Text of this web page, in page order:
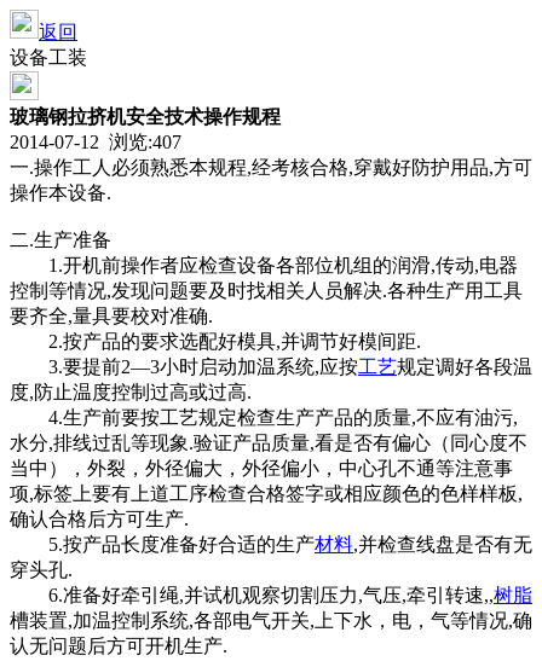
返回
设备工装
玻璃钢拉挤机安全技术操作规程
2014-07-12 浏览:407
一.操作工人必须熟悉本规程,经考核合格,穿戴好防护用品,方可
操作本设备.
二.生产准备
1.开机前操作者应检查设备各部位机组的润滑,传动,电器
控制等情况,发现问题要及时找相关人员解决.各种生产用工具
要齐全,量具要校对准确.
2.按产品的要求选配好模具,并调节好模间距.
3.要提前2—3小时启动加温系统,应按工艺规定调好各段温
度,防止温度控制过高或过高.
4.生产前要按工艺规定检查生产产品的质量,不应有油污,
水分,排线过乱等现象.验证产品质量,看是否有偏心（同心度不
当中），外裂，外径偏大，外径偏小，中心孔不通等注意事
项,标签上要有上道工序检查合格签字或相应颜色的色样样板,
确认合格后方可生产.
5.按产品长度准备好合适的生产材料,并检查线盘是否有无
穿头孔.
6.准备好牵引绳,并试机观察切割压力,气压,牵引转速,,树脂
槽装置,加温控制系统,各部电气开关,上下水，电，气等情况,确
认无问题后方可开机生产.